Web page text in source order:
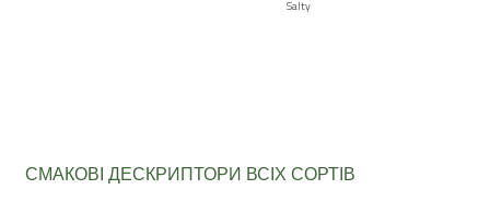
Salty
СМАКОВІ ДЕСКРИПТОРИ ВСІХ СОРТІВ